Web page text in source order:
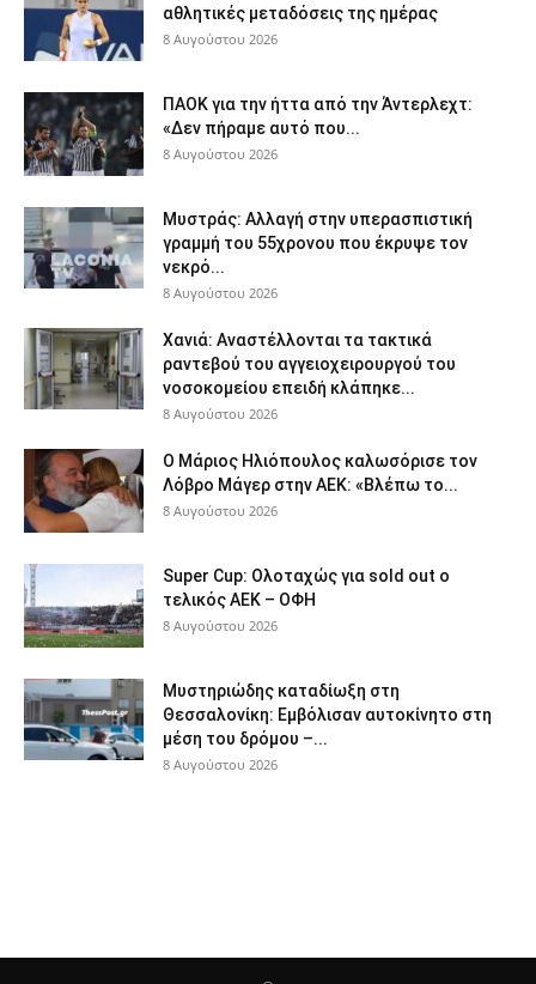
αθλητικές μεταδόσεις της ημέρας
8 Αυγούστου 2026
ΠΑΟΚ για την ήττα από την Άντερλεχτ:
«Δεν πήραμε αυτό που...
8 Αυγούστου 2026
Μυστράς: Αλλαγή στην υπερασπιστική
γραμμή του 55χρονου που έκρυψε τον
νεκρό...
8 Αυγούστου 2026
Χανιά: Aναστέλλονται τα τακτικά
ραντεβού του αγγειοχειρουργού του
νοσοκομείου επειδή κλάπηκε...
8 Αυγούστου 2026
Ο Μάριος Ηλιόπουλος καλωσόρισε τον
Λόβρο Μάγερ στην ΑΕΚ: «Βλέπω το...
8 Αυγούστου 2026
Super Cup: Ολοταχώς για sold out ο
τελικός ΑΕΚ – ΟΦΗ
8 Αυγούστου 2026
Μυστηριώδης καταδίωξη στη
Θεσσαλονίκη: Εμβόλισαν αυτοκίνητο στη
μέση του δρόμου –...
8 Αυγούστου 2026